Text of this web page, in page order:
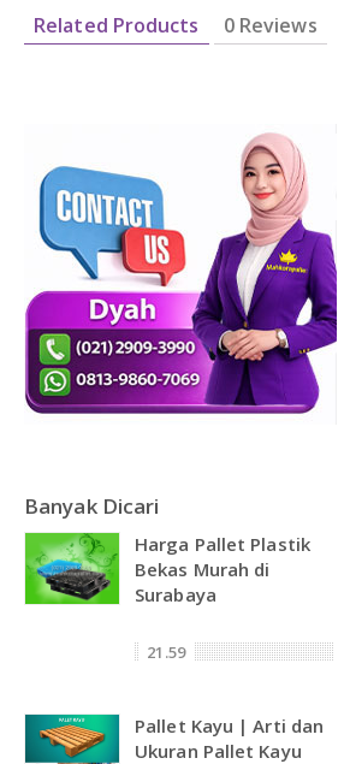
Related Products 0 Reviews
Banyak Dicari
Harga Pallet Plastik
Bekas Murah di
Surabaya
21.59
Pallet Kayu | Arti dan
Ukuran Pallet Kayu